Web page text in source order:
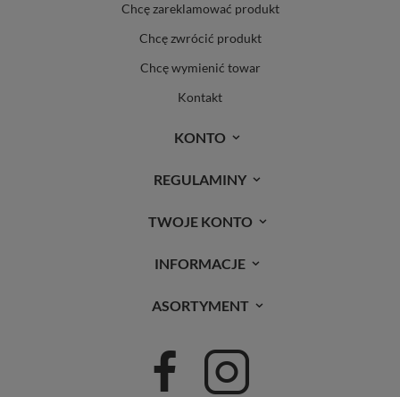
Chcę zareklamować produkt
Chcę zwrócić produkt
Chcę wymienić towar
Kontakt
KONTO
REGULAMINY
TWOJE KONTO
INFORMACJE
ASORTYMENT